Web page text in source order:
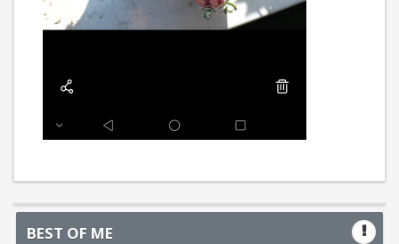
BEST OF ME